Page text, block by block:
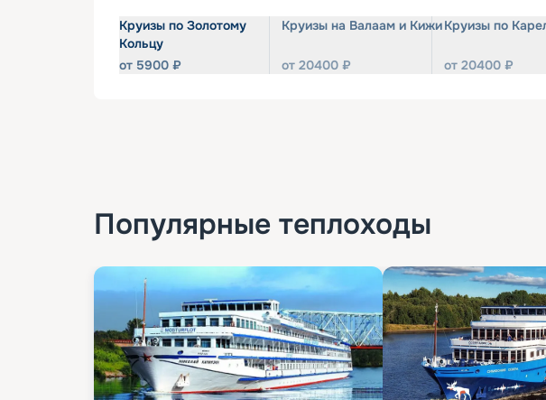
Круизы по Золотому
Кольцу
от 5900 ₽
Круизы на Валаам и Кижи
от 20400 ₽
Круизы по
от 20400 ₽
Популярные теплоходы